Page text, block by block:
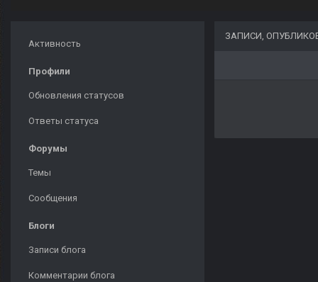
Активность
Профили
Обновления статусов
Ответы статуса
Форумы
Темы
Сообщения
Блоги
Записи блога
Комментарии блога
ЗАПИСИ,